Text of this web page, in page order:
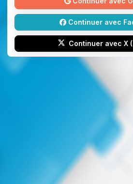
Continuer avec
Continuer avec X